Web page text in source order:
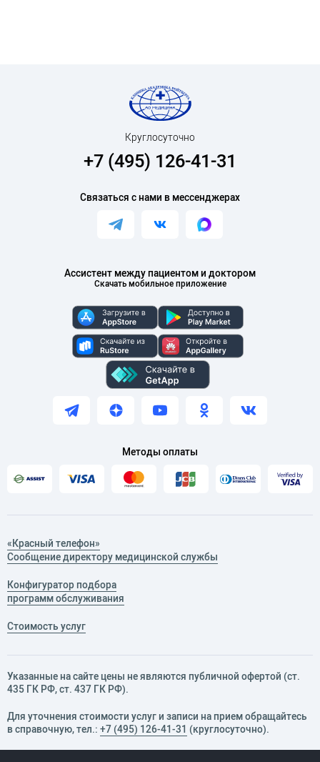
Ассистент между пациентом и доктором
Скачать мобильное приложение
Круглосуточно
+7 (495) 126-41-31
Связаться с нами в мессенджерах
Методы оплаты
«Красный телефон»
Сообщение директору медицинской службы
Конфигуратор подбора
программ обслуживания
Стоимость услуг
Указанные на сайте цены не являются публичной офертой (ст.
435 ГК РФ, cт. 437 ГК РФ).
Для уточнения стоимости услуг и записи на прием обращайтесь
в справочную, тел.: +7 (495) 126-41-31 (круглосуточно).